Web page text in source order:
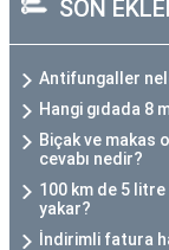
SON
Antifungaller
Hangi gıdada 8
Biçak ve makas
cevabı nedir?
100 km de 5
yakar?
İndirimli fatura